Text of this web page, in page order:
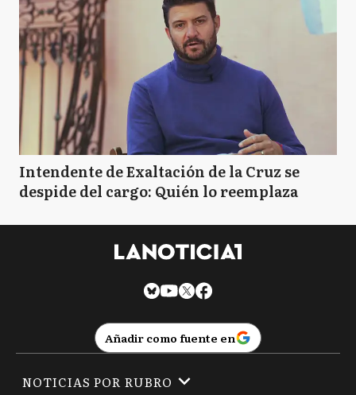
Intendente de Exaltación de la Cruz se
despide del cargo: Quién lo reemplaza
Añadir como fuente en
NOTICIAS POR RUBRO